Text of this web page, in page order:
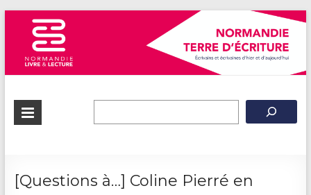
Normandie
[Questions à…] Coline Pierré en